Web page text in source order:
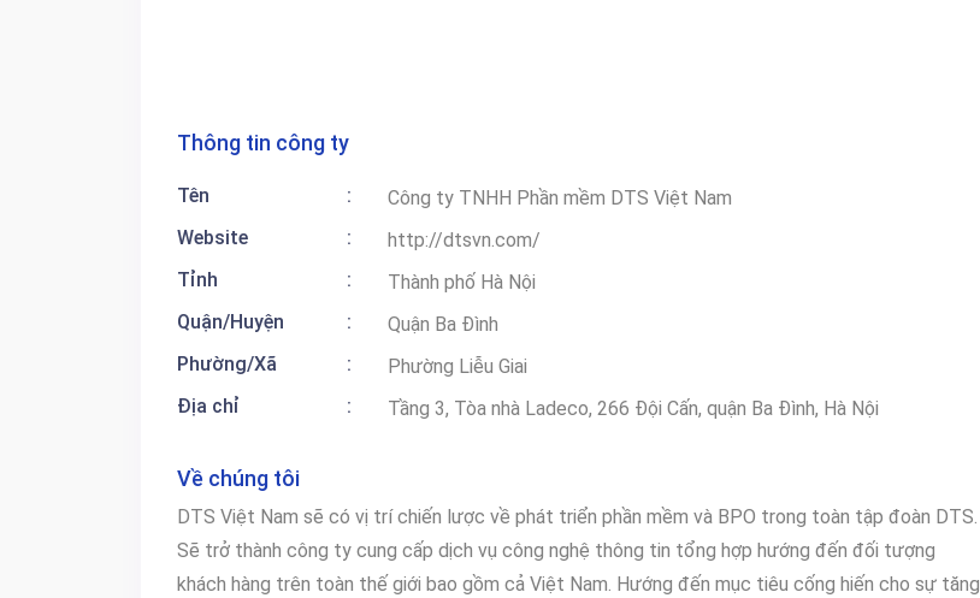
Thông tin công ty
Tên :
Công ty TNHH Phần mềm DTS Việt Nam
Website
:
http://dtsvn.com/
Tỉnh
:
Thành phố Hà Nội
Quận/Huyện
:
Quận Ba Đình
Phường/Xã
:
Phường Liễu Giai
Địa chỉ
: Tầng 3, Tòa nhà Ladeco, 266 Đội Cấn, quận Ba Đình, Hà Nội
Về chúng tôi
DTS Việt Nam sẽ có vị trí chiến lược về phát triển phần mềm và BPO trong toàn tập đoàn DTS.
Sẽ trở thành công ty cung cấp dịch vụ công nghệ thông tin tổng hợp hướng đến đối tượng
khách hàng trên toàn thế giới bao gồm cả Việt Nam. Hướng đến mục tiêu cống hiến cho sự tăng